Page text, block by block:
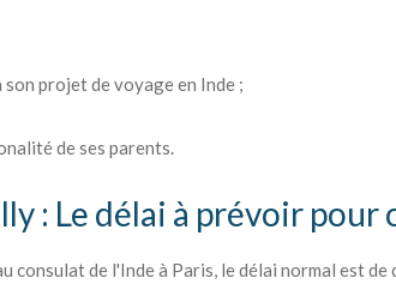
projet de voyage en Inde ;
de ses parents.
: Le délai à prévoir pour
consulat de l'Inde à Paris, le délai normal est